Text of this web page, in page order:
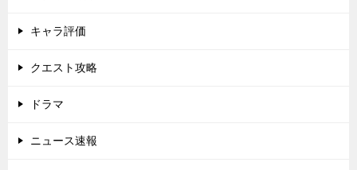
キャラ評価
クエスト攻略
ドラマ
ニュース速報